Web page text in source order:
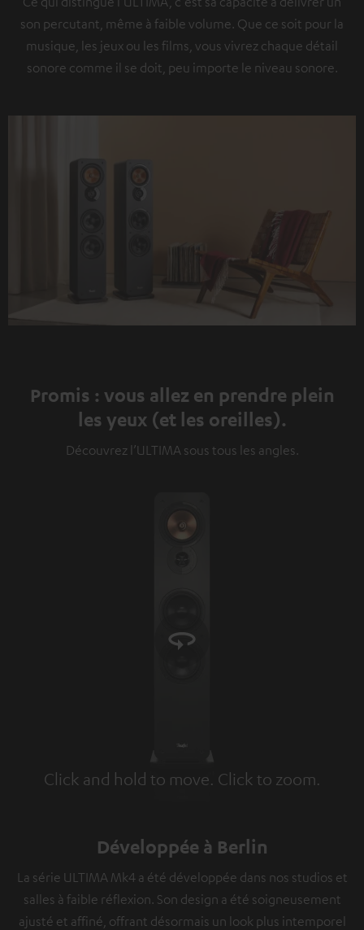
son percutant, même à faible volume. Que ce soit pour la
musique, les jeux ou les films, vous vivrez chaque détail
sonore comme il se doit, peu importe le niveau sonore.
Promis : vous allez en prendre plein
les yeux (et les oreilles).
Découvrez l’ULTIMA sous tous les angles.
Click and hold to move. Click to zoom.
Tap to zoom
Développée à Berlin
La série ULTIMA Mk4 a été développée dans nos studios et
salles à faible réflexion. Son design a été soigneusement
ajusté et affiné, offrant désormais un look plus intemporel